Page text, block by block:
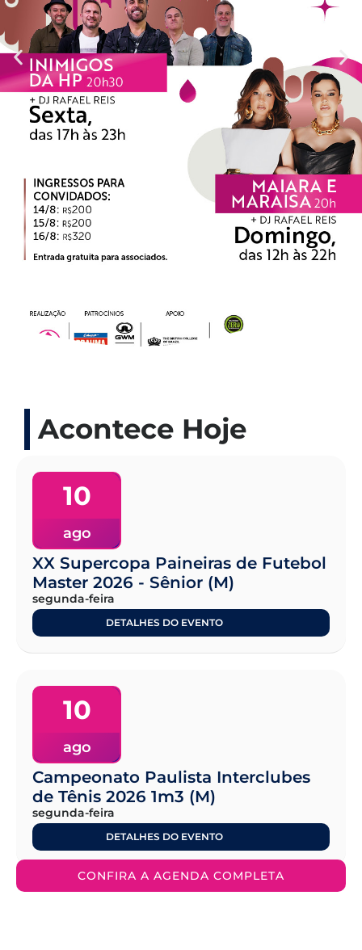
Acontece Hoje
10
ago
XX Supercopa Paineiras de Futebol
Master 2026 - Sênior (M)
segunda-feira
DETALHES DO EVENTO
10
ago
Campeonato Paulista Interclubes
de Tênis 2026 1m3 (M)
segunda-feira
DETALHES DO EVENTO
CONFIRA A AGENDA COMPLETA